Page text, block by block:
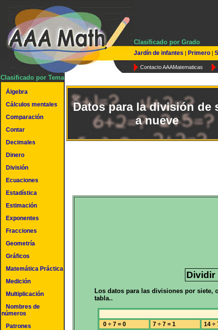
Clasificado por Grado
Jardín de infantes | Primero |
Contacto AAAMatematicas
Clasificado por Tema
Álgebra
Cálculos mentales
Comparación
Contar
Decimales
Dinero
División
Ecuaciones
Estadística
Estimación
Exponentes
Fracciones
Geometría
Gráficos
Matemática Práctica
Medición
Multiplicación
Nombres de
números
Patrones
Datos para la división de
a nueve
Dividir
Los datos para las divisiones por siete,
tabla..
0 ÷ 7 = 0 7 ÷ 7 = 1
14 ÷